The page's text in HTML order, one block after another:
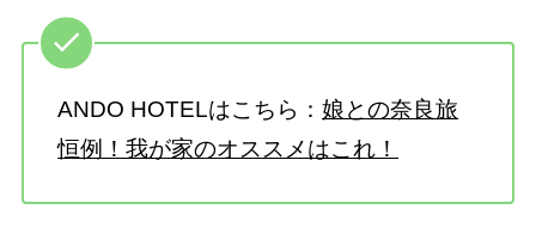
ANDO HOTELはこちら：娘との奈良旅
恒例！我が家のオススメはこれ！